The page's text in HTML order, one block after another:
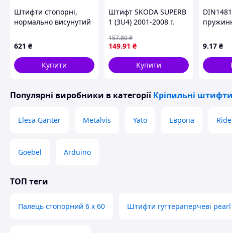
Штифти стопорні,
нормально висунутий
наконечники GN
81700-8-12-C-MA-ST
621 ₴
Купити
Штифт SKODA SUPERB
1 (3U4) 2001-2008 г.
149.91 ₴
157.80₴
Купити
покриття
9.17 ₴
Популярні виробники в категорії Кріпильні штифти
Elesa Ganter Metalvis Yato Европа
Goebel Arduino
ТОП теги
Палець стопорний 6 х 60 Штифти гуттераперчеві